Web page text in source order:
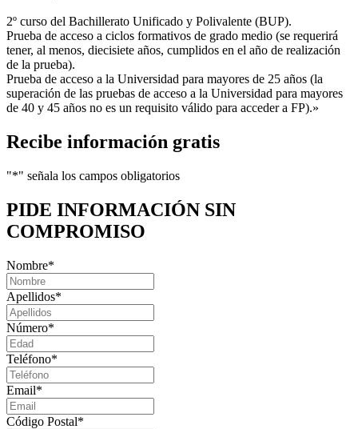
2º curso del Bachillerato Unificado y Polivalente (BUP).
Prueba de acceso a ciclos formativos de grado medio (se requerirá
tener, al menos, diecisiete años, cumplidos en el año de realización
de la prueba).
Prueba de acceso a la Universidad para mayores de 25 años (la
superación de las pruebas de acceso a la Universidad para mayores
de 40 y 45 años no es un requisito válido para acceder a FP).»
Recibe información gratis
"*" señala los campos obligatorios
PIDE INFORMACIÓN SIN
COMPROMISO
Nombre*
Apellidos*
Número*
Teléfono*
Email*
Código Postal*